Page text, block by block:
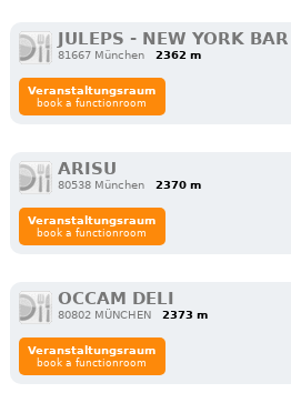
JULEPS - NEW YORK
81667 München 2362 m
Veranstaltungsraum
book a functionroom
ARISU
80538 München 2370 m
Veranstaltungsraum
book a functionroom
OCCAM DELI
80802 MÜNCHEN 2373 m
Veranstaltungsraum
book a functionroom